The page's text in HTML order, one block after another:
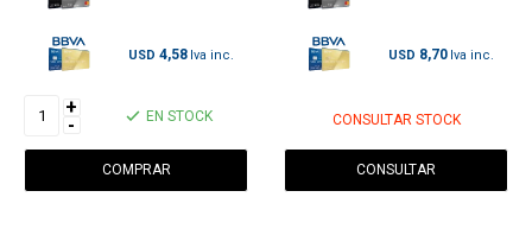
USD 4,58
+
- EN STOCK
USD 8,70
CONSULTAR STOCK
CONSULTAR